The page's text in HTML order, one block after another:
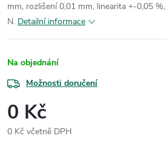
mm, rozlišení 0,01 mm, linearita +-0,05
N. Detailní informace
Na objednání
Možnosti doručení
0 Kč
0 Kč včetně DPH